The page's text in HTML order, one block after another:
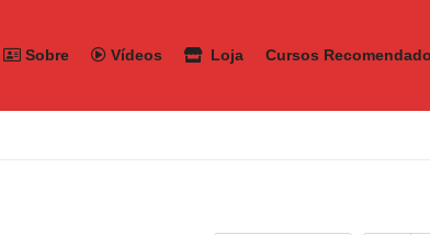
Sobre Vídeos Loja Cursos